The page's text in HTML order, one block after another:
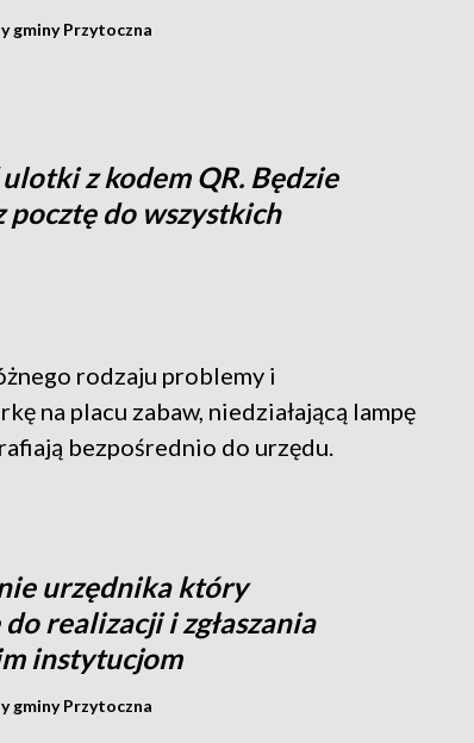
gminy Przytoczna
z kodem QR. Będzie
do wszystkich
rodzaju problemy i
na placu zabaw, niedziałającą lampę
bezpośrednio do urzędu.
urzędnika który
realizacji i zgłaszania
instytucjom
gminy Przytoczna